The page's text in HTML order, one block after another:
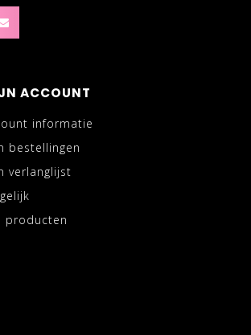
ACCOUNT
informatie
bestellingen
verlanglijst
producten